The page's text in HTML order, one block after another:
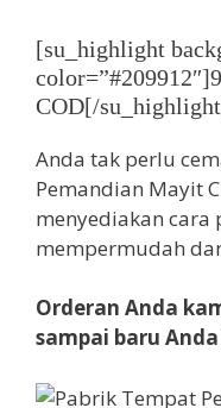
[su_highlight
COD[/
Anda tak perlu
Pemandian Mayit
menyediakan cara
mempermudah
Orderan Anda
sampai baru